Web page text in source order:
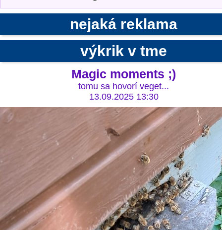
nejaká reklama
výkrik v tme
Magic moments ;)
tomu sa hovorí veget...
13.09.2025 13:30